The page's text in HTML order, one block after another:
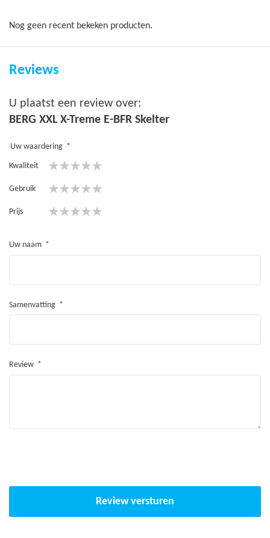
Nog geen recent bekeken producten.
Reviews
U plaatst een review over:
BERG XXL X-Treme E-BFR Skelter
Uw waardering
Kwaliteit
star
stars
stars
stars
stars
Gebruik
star
stars
stars
stars
stars
Prijs
star
stars
stars
stars
stars
Uw naam
Samenvatting
Review
Review versturen